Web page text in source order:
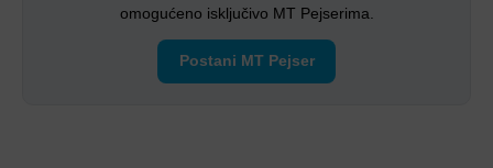
omogućeno isključivo MT Pejserima.
Postani MT Pejser